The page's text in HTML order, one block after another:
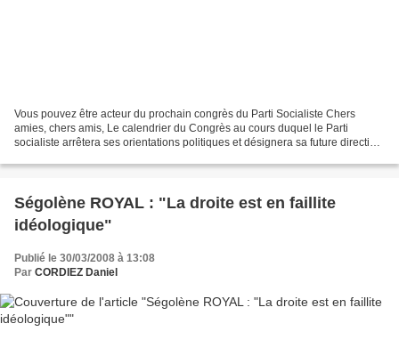
Vous pouvez être acteur du prochain congrès du Parti Socialiste Chers
amies, chers amis, Le calendrier du Congrès au cours duquel le Parti
socialiste arrêtera ses orientations politiques et désignera sa future direction
Ségolène ROYAL : "La droite est en faillite
idéologique"
Publié le 30/03/2008 à 13:08
Par CORDIEZ Daniel